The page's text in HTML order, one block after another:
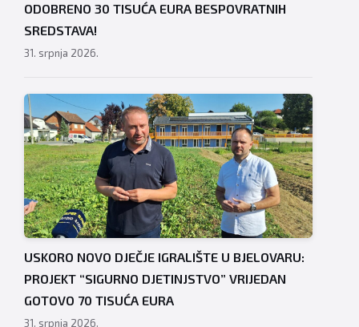
ODOBRENO 30 TISUĆA EURA BESPOVRATNIH
SREDSTAVA!
31. srpnja 2026.
USKORO NOVO DJEČJE IGRALIŠTE U BJELOVARU:
PROJEKT “SIGURNO DJETINJSTVO” VRIJEDAN
GOTOVO 70 TISUĆA EURA
31. srpnja 2026.